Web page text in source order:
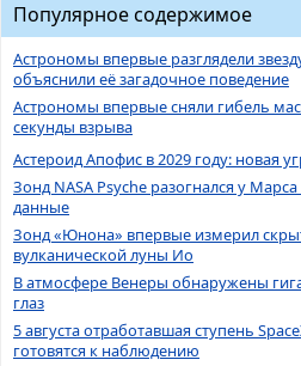
Популярное содержимое
Астрономы впервые разглядели
объяснили её загадочное поведение
Астрономы впервые сняли гибель
секунды взрыва
Астероид Апофис в 2029 году: новая
Зонд NASA Psyche разогнался у
данные
Зонд «Юнона» впервые измерил
вулканической луны Ио
В атмосфере Венеры обнаружены
глаз
5 августа отработавшая ступень
готовятся к наблюдению